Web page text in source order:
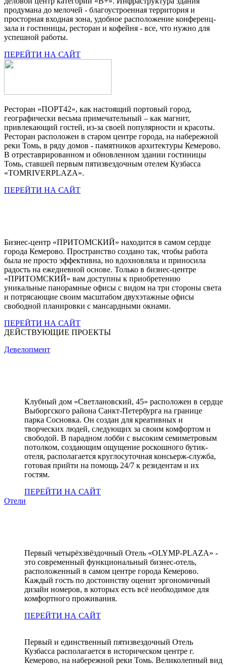
продумана до мелочей - благоустроенная территория и
просторная входная зона, удобное расположение конференц-
зала и гостиницы, ресторан и кофейня - все, что нужно для
успешной работы.
ПЕРЕЙТИ НА САЙТ
Ресторан «ПОРТ42», как настоящий портовый город,
географически весьма примечательный – как магнит,
привлекающий гостей, из-за своей популярности и красоты.
Ресторан расположен в старом центре города, на набережной
реки Томь, в ряду домов - памятников архитектуры Кемерово.
В отреставрированном и обновленном здании гостиницы
Томь, ставшей первым пятизвездочным отелем Кузбасса
«TOMRIVERPLAZA».
ПЕРЕЙТИ НА САЙТ
Бизнес-центр «ПРИТОМСКИЙ» находится в самом сердце
города Кемерово. Пространство создано так, чтобы работа
была не просто эффективна, но вдохновляла и приносила
радость на ежедневной основе. Только в бизнес-центре
«ПРИТОМСКИЙ» вам доступны к приобретению
уникальные панорамные офисы с видом на три стороны света
и потрясающие своим масштабом двухэтажные офисы
свободной планировки с мансардными окнами.
ПЕРЕЙТИ НА САЙТ
ДЕЙСТВУЮЩИЕ ПРОЕКТЫ
Девелопмент
Клубный дом «Светлановский, 45» расположен в сердце
Выборгского района Санкт-Петербурга на границе
парка Сосновка. Он создан для креативных и
творческих людей, следующих за своим комфортом и
свободой. В парадном лобби с высоким семиметровым
потолком, создающим ощущение роскошного бутик-
отеля, располагается круглосуточная консьерж-служба,
готовая прийти на помощь 24/7 к резидентам и их
гостям.
ПЕРЕЙТИ НА САЙТ
Отели
Первый четырёхзвёздочный Отель «OLYMP-PLAZA» -
это современный функциональный бизнес-отель,
расположенный в самом центре города Кемерово.
Каждый гость по достоинству оценит эргономичный
дизайн номеров, в которых есть всё необходимое для
комфортного проживания.
ПЕРЕЙТИ НА САЙТ
Первый и единственный пятизвездочный Отель
Кузбасса располагается в историческом центре г.
Кемерово, на набережной реки Томь. Великолепный вид